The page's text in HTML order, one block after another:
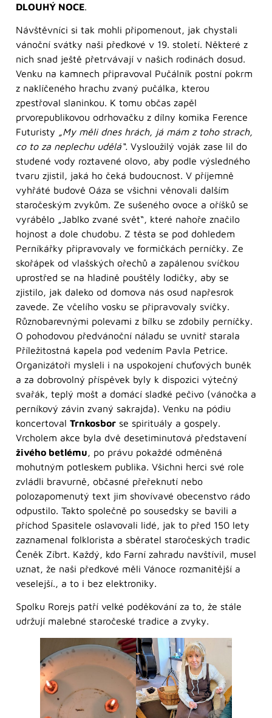
DLOUHÝ NOCE
Návštěvníci si tak mohli připomenout, jak chystali
vánoční svátky naši předkové v 19. století. Některé z
nich snad ještě přetrvávají v našich rodinách dosud.
Venku na kamnech připravoval Pučálník postní pokrm
z naklíčeného hrachu zvaný pučálka, kterou
zpestřoval slaninkou. K tomu občas zapěl
prvorepublikovou odrhovačku z dílny komika Ference
Futuristy „My měli dnes hrách, já mám z toho strach,
co to za neplechu udělá“. Vysloužilý voják zase lil do
studené vody roztavené olovo, aby podle výsledného
tvaru zjistil, jaká ho čeká budoucnost. V příjemně
vyhřáté budově Oáza se všichni věnovali dalším
staročeským zvykům. Ze sušeného ovoce a oříšků se
vyrábělo „Jablko zvané svět“, které nahoře značilo
hojnost a dole chudobu. Z těsta se pod dohledem
Perníkářky připravovaly ve formičkách perníčky. Ze
skořápek od vlašských ořechů a zapálenou svíčkou
uprostřed se na hladině pouštěly lodičky, aby se
zjistilo, jak daleko od domova nás osud napřesrok
zavede. Ze včelího vosku se připravovaly svíčky.
Různobarevnými polevami z bílku se zdobily perníčky.
O pohodovou předvánoční náladu se uvnitř starala
Příležitostná kapela pod vedením Pavla Petrice.
Organizátoři mysleli i na uspokojení chuťových buněk
a za dobrovolný příspěvek byly k dispozici výtečný
svařák, teplý mošt a domácí sladké pečivo (vánočka a
perníkový závin zvaný sakrajda). Venku na pódiu
koncertoval Trnkosbor se spirituály a gospely.
Vrcholem akce byla dvě desetiminutová představení
živého betlému, po právu pokaždé odměněná
mohutným potleskem publika. Všichni herci své role
zvládli bravurně, občasné přeřeknutí nebo
polozapomenutý text jim shovívavé obecenstvo rádo
odpustilo. Takto společně po sousedsky se bavili a
příchod Spasitele oslavovali lidé, jak to před 150 lety
zaznamenal folklorista a sběratel staročeských tradic
Čeněk Zíbrt. Každý, kdo Farní zahradu navštívil, musel
uznat, že naši předkové měli Vánoce rozmanitější a
veselejší., a to i bez elektroniky.
Spolku Rorejs patří velké poděkování za to, že stále
udržují malebné staročeské tradice a zvyky.